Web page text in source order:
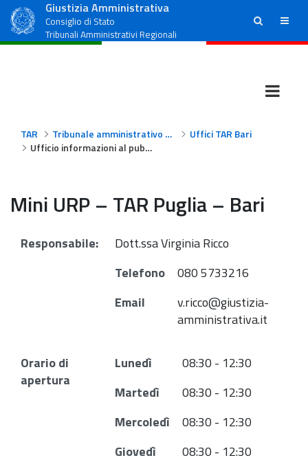
Giustizia Amministrativa
Consiglio di Stato
Tribunali Amministrativi Regionali
ricerca menu
TAR Tribunale amministrativo regionale per la Puglia - Bari
Uffici TAR Bari
Ufficio informazioni al pubblico e mini URP
Mini URP – TAR Puglia – Bari
Responsabile: Dott.ssaVirginia Ricco
Telefono
080 5733216
Email
v.ricco@giustizia-
amministrativa.it
Orario di
apertura
Lunedì
08:30 - 12:30
Martedì
08:30 - 12:30
Mercoledì
08:30 - 12:30
Giovedì
08:30 - 12:30